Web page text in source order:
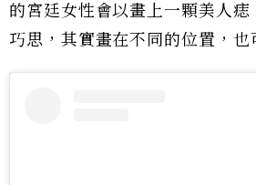
的宮廷女性會以畫上一顆美人痣
巧思，其實畫在不同的位置，也